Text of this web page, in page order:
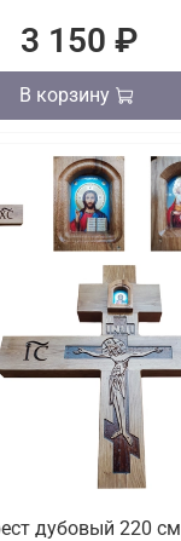
3 150 ₽
В корзину
дубовый 220 см